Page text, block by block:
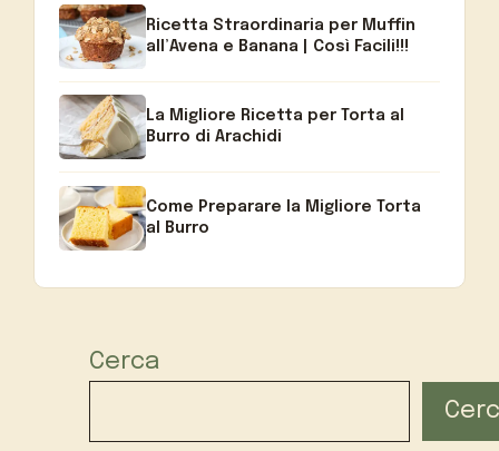
Ricetta Straordinaria per Muffin
all’Avena e Banana | Così Facili!!!
La Migliore Ricetta per Torta al
Burro di Arachidi
Come Preparare la Migliore Torta
al Burro
Cerca